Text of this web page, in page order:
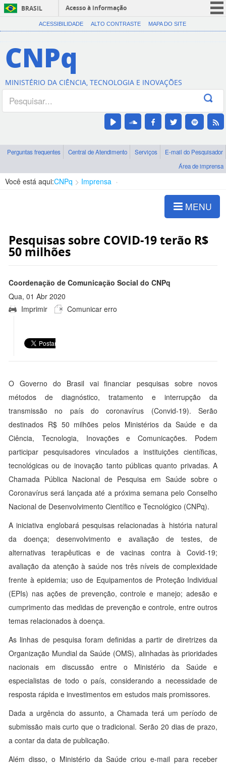
BRASIL
Acesso à informação
CORONAVÍRUS (COVID-19)
Canais
ACESSIBILIDADE ALTO CONTRASTE MAPA DO SITE
CNPq
MINISTÉRIO DA CIÊNCIA, TECNOLOGIA E INOVAÇÕES
Perguntas frequentes Central de Atendimento Serviços
E-mail do Pesquisador
Área de imprensa
Você está aqui:CNPq Imprensa
MENU
Pesquisas sobre COVID-19 terão R$
50 milhões
Coordenação de Comunicação Social do CNPq
Qua, 01 Abr 2020
18:48:00 -0300
Imprimir Comunicar erro
O Governo do Brasil vai financiar pesquisas sobre novos
métodos de diagnóstico, tratamento e interrupção da
transmissão no país do coronavírus (Convid-19). Serão
destinados R$ 50 milhões pelos Ministérios da Saúde e da
Ciência, Tecnologia, Inovações e Comunicações. Podem
participar pesquisadores vinculados a instituições científicas,
tecnológicas ou de inovação tanto públicas quanto privadas. A
Chamada Pública Nacional de Pesquisa em Saúde sobre o
Coronavírus será lançada até a próxima semana pelo Conselho
Nacional de Desenvolvimento Científico e Tecnológico (CNPq).
A iniciativa englobará pesquisas relacionadas à história natural
da doença; desenvolvimento e avaliação de testes, de
alternativas terapêuticas e de vacinas contra à Covid-19;
avaliação da atenção à saúde nos três níveis de complexidade
frente à epidemia; uso de Equipamentos de Proteção Individual
(EPIs) nas ações de prevenção, controle e manejo; adesão e
cumprimento das medidas de prevenção e controle, entre outros
temas relacionados à doença.
As linhas de pesquisa foram definidas a partir de diretrizes da
Organização Mundial da Saúde (OMS), alinhadas às prioridades
nacionais em discussão entre o Ministério da Saúde e
especialistas de todo o país, considerando a necessidade de
resposta rápida e investimentos em estudos mais promissores.
Dada a urgência do assunto, a Chamada terá um período de
submissão mais curto que o tradicional. Serão 20 dias de prazo,
a contar da data de publicação.
Além disso, o Ministério da Saúde criou e-mail para receber